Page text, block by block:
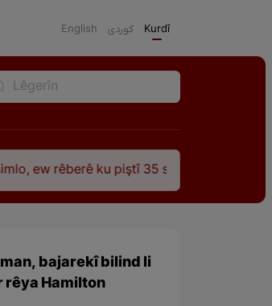
English كوردی Kurdî
ku piştî 35 sal ji şehîdbûna wî hê jî rêbaza
bajarekî bilind li
rêya Hamilton